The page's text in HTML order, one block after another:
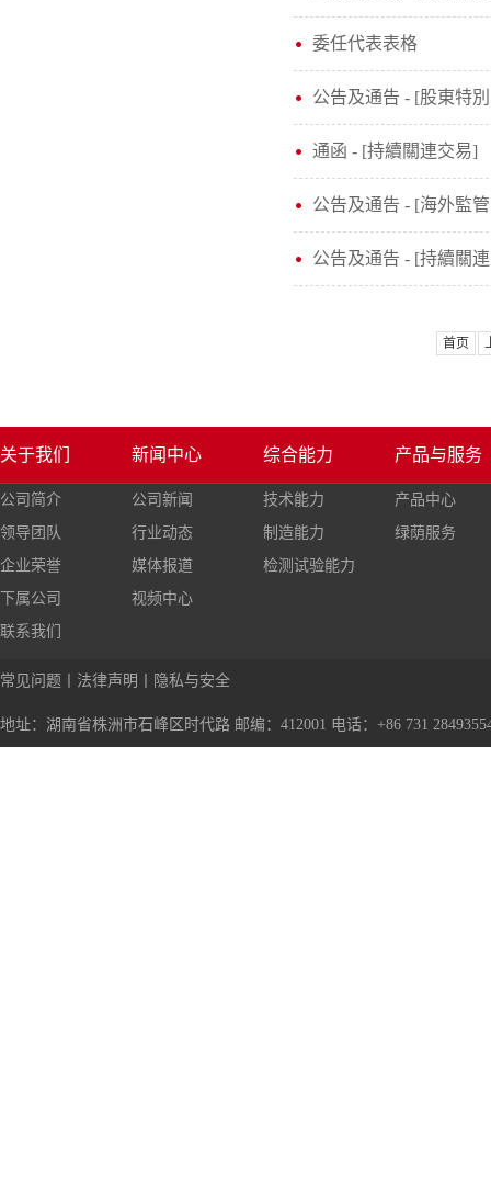
委任代表表格
公告及通告 - [股東特
通函 - [持續關連交易]
公告及通告 - [海外監
公告及通告 - [持續關
首页
关于我们
公司简介
领导团队
企业荣誉
下属公司
联系我们
新闻中心
公司新闻
行业动态
媒体报道
视频中心
综合能力
技术能力
制造能力
检测试验能力
产品与服务
产品中心
绿荫服务
常见问题 法律声明 隐私与安全
地址：湖南省株洲市石峰区时代路 邮编：412001 电话：+86 731